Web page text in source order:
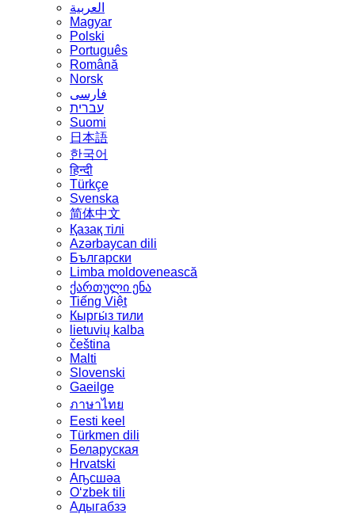
العربية
Magyar
Polski
Português
Română
Norsk
فارسی
עברית
Suomi
日本語
한국어
हिन्दी
Türkçe
Svenska
简体中文
Қазақ тілі
Azərbaycan dili
Български
Limba moldovenească
ქართული ენა
Tiếng Việt
Кыргы́з тили
lietuvių kalba
čeština
Malti
Slovenski
Gaeilge
ภาษาไทย
Eesti keel
Türkmen dili
Беларуская
Hrvatski
Аҧсшәа
Oʻzbek tili
Адыгабзэ